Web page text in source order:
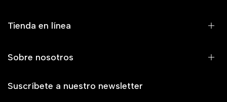
Tienda en línea
Sobre nosotros
Suscríbete a nuestro newsletter